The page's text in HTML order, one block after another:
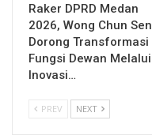
Raker DPRD Medan
2026, Wong Chun Sen
Dorong Transformasi
Fungsi Dewan Melalui
Inovasi…
PREV NEXT